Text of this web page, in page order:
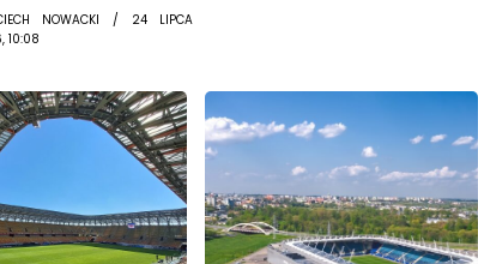
NOWACKI / 24 LIPCA
10:08